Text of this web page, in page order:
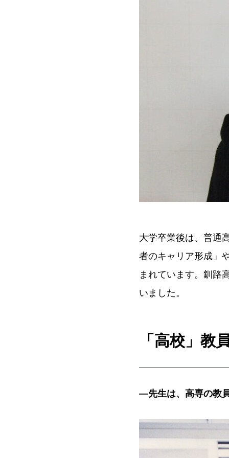
大学卒業後は、普通
者のキャリア形成」
まれています。釧路
いました。
「高校」教
―先生は、高専の教